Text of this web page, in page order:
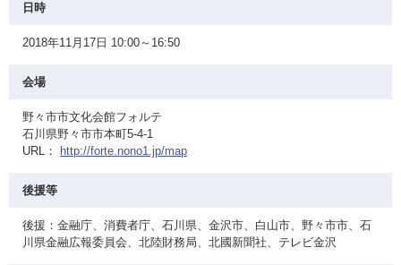
日時
2018年11月17日 10:00～16:50
会場
野々市市文化会館フォルテ
石川県野々市市本町5-4-1
URL：
http://forte.nono1.jp/map
後援等
後援：金融庁、消費者庁、石川県、金沢市、白山市、野々市市、石
川県金融広報委員会、北陸財務局、北國新聞社、テレビ金沢